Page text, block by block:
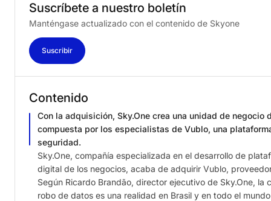
Suscríbete a nuestro boletín
Manténgase actualizado con el contenido de Skyone
Suscribir
Contenido
Con la adquisición, Sky.One crea una unidad de negocio
compuesta por los especialistas de Vublo, una
seguridad.
Sky.One, compañía especializada en el desarrollo de
digital de los negocios, acaba de adquirir Vublo,
Según Ricardo Brandão, director ejecutivo de Sky.One,
robo de datos es una realidad en Brasil y en todo el